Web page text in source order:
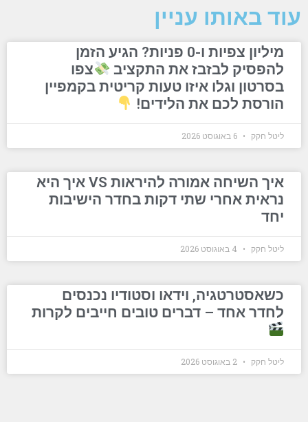
עוד באותו עניין
מיליון צפיות ו-0 פניות? הגיע הזמן
להפסיק לבזבז את התקציב
צפו
בסרטון וגלו איזו טעות קריטית בקמפיין
הורסת לכם את הלידים!
ליטל חקק
איך השיחה אמורה להיראות VS איך היא
נראית אחרי שתי דקות בחדר הישיבות
יחד
ליטל חקק
כשאסטרטגיה, וידאו וסטודיו נכנסים
לחדר אחד – דברים טובים חייבים לקרות
ליטל חקק